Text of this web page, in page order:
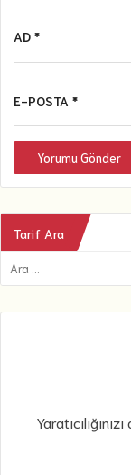
AD *
E-POSTA *
Yorumu Gönder
Tarif Ara